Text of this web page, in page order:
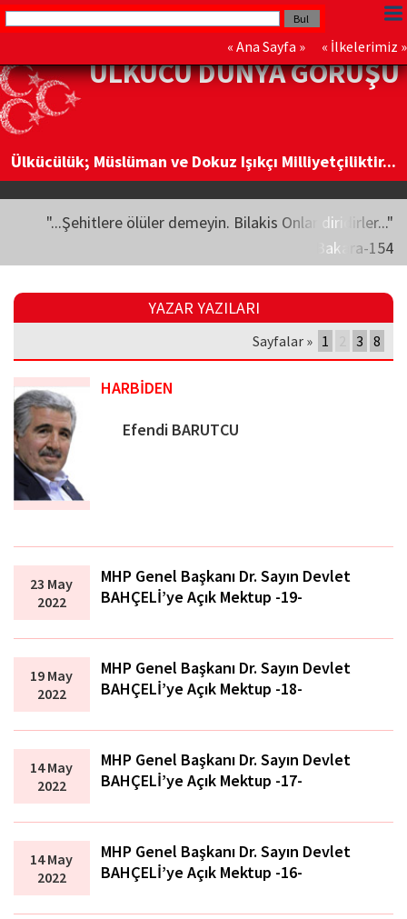
« Ana Sayfa » « İlkelerimiz »
ÜLKÜCÜ DÜNYA GÖRÜŞÜ
Ülkücülük; Müslüman ve Dokuz Işıkçı Milliyetçiliktir...
"...Şehitlere ölüler demeyin. Bilakis Onlar diridirler..."
Bakara-154
YAZAR YAZILARI
Sayfalar » 1 3 8
HARBİDEN
Efendi BARUTCU
23 May
2022
MHP Genel Başkanı Dr. Sayın Devlet
BAHÇELİ’ye Açık Mektup -19-
19 May
2022
MHP Genel Başkanı Dr. Sayın Devlet
BAHÇELİ’ye Açık Mektup -18-
14 May
2022
MHP Genel Başkanı Dr. Sayın Devlet
BAHÇELİ’ye Açık Mektup -17-
14 May
2022
MHP Genel Başkanı Dr. Sayın Devlet
BAHÇELİ’ye Açık Mektup -16-